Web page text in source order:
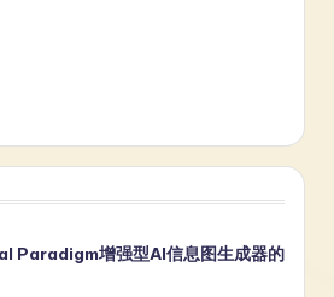
Paradigm增强型AI信息图生成器的